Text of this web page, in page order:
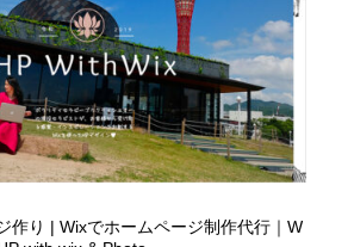
作り | Wixでホームページ制作代行｜W